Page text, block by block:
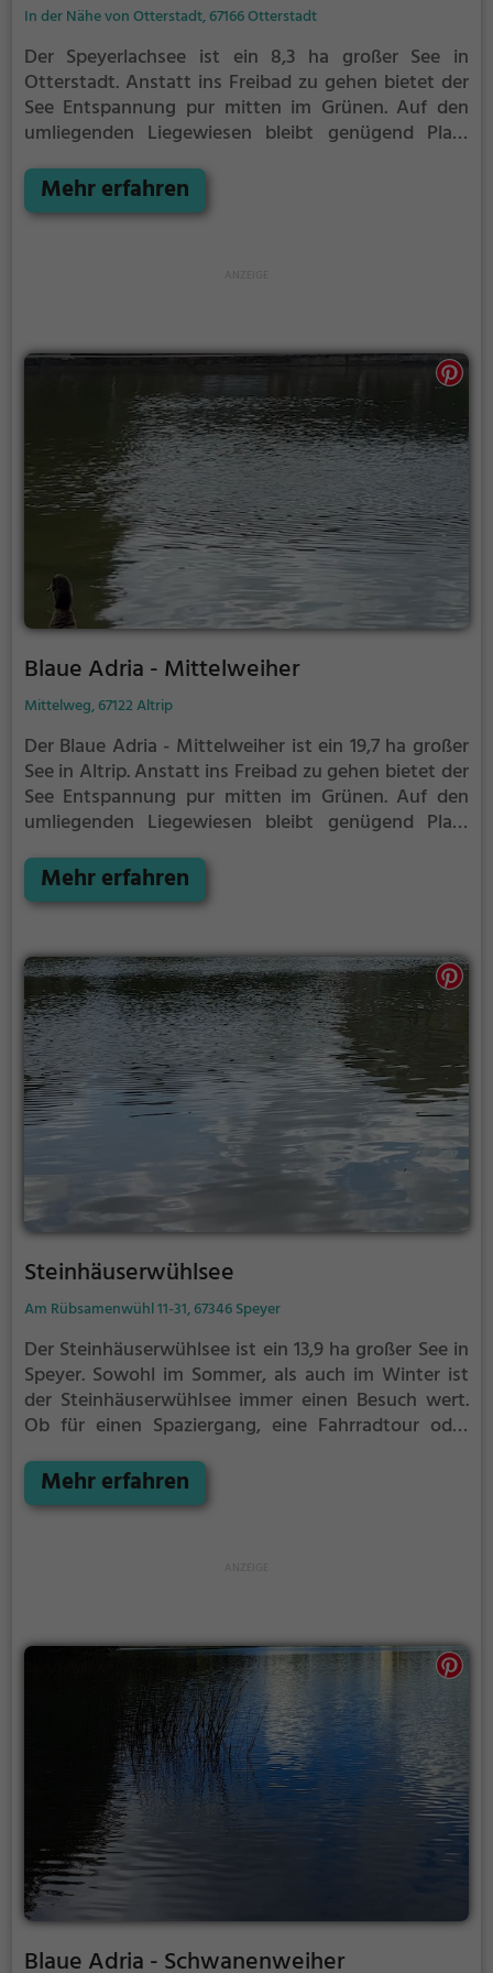
In der Nähe von Otterstadt, 67166 Otterstadt
Der Speyerlachsee ist ein 8,3 ha großer See in
Otterstadt. Anstatt ins Freibad zu gehen bietet der
See Entspannung pur mitten im Grünen. Auf den
umliegenden Liegewiesen bleibt genügend Platz
September ist der Speyerlachsee ein beliebtes
Ausflugsziel. Egal ob für Familien, Freunde oder
Mehr erfahren
Blaue Adria - Mittelweiher
Mittelweg, 67122 Altrip
Der Blaue Adria - Mittelweiher ist ein 19,7 ha großer
See in Altrip.Anstatt ins Freibad zu gehen bietet der
See Entspannung pur mitten im Grünen. Auf den
umliegenden Liegewiesen bleibt genügend Platz
September ist der Blaue Adria - Mittelweiher ein
beliebtes Ausflugsziel. Egal ob für Familien, Freunde
Adresse für warme Tage.
Mehr erfahren
Steinhäuserwühlsee
Am Rübsamenwühl 11-31, 67346 Speyer
Der Steinhäuserwühlsee ist ein 13,9 ha großer See in
Speyer. Sowohl im Sommer, als auch im Winter ist
der Steinhäuserwühlsee immer einen Besuch wert.
Ob für einen Spaziergang, eine Fahrradtour oder
Steinhäuserwühlsee bietet zahlreiche Möglichkeiten
für Freizeitaktivitäten.
Mehr erfahren
Blaue Adria - Schwanenweiher